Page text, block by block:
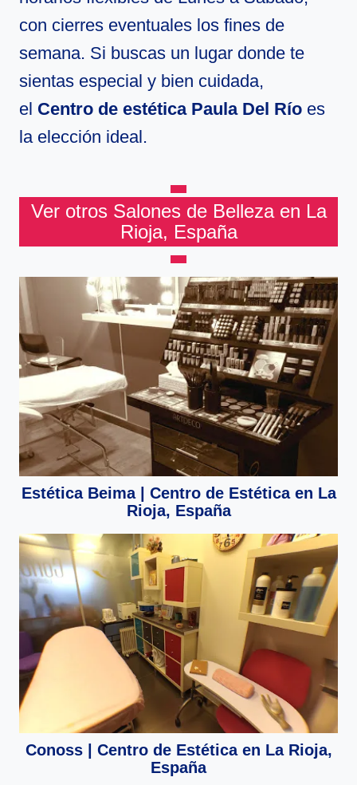
con cierres eventuales los fines de
semana. Si buscas un lugar donde te
sientas especial y bien cuidada,
el Centro de estética Paula Del Río es
la elección ideal.
Ver otros Salones de Belleza en La
Rioja, España
Estética Beima | Centro de Estética en La
Rioja, España
Conoss | Centro de Estética en La Rioja,
España